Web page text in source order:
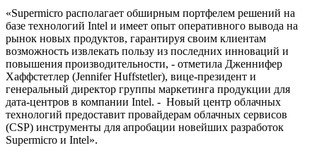
«Supermicro располагает обширным портфелем решений на
базе технологий Intel и имеет опыт оперативного вывода на
рынок новых продуктов, гарантируя своим клиентам
возможность извлекать пользу из последних инноваций и
повышения производительности, - отметила Дженнифер
Хаффстетлер (Jennifer Huffstetler), вице-президент и
генеральный директор группы маркетинга продукции для
дата-центров в компании Intel. - Новый центр облачных
технологий предоставит провайдерам облачных сервисов
(CSP) инструменты для апробации новейших разработок
Supermicro и Intel».